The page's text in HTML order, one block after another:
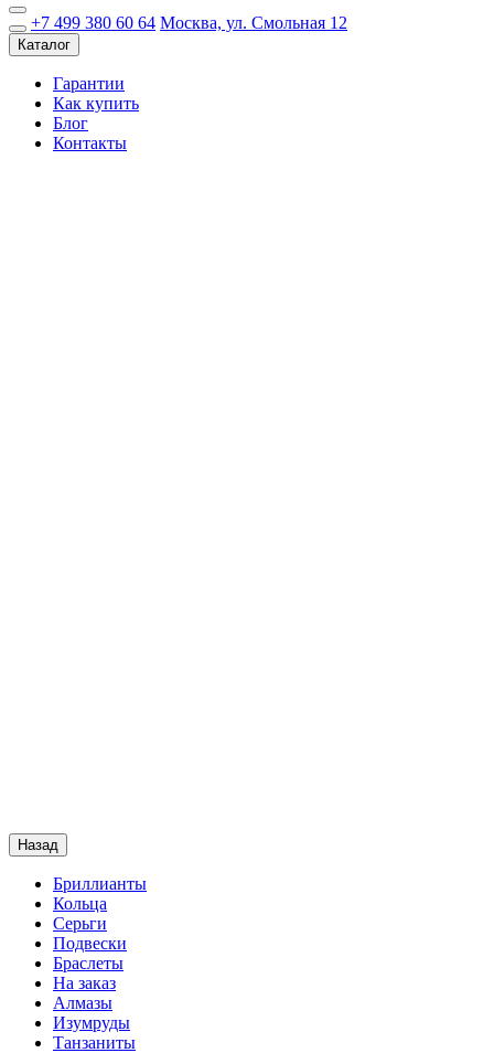
+7 499 380 60 64 Москва, ул. Смольная 12
Каталог
Гарантии
Как купить
Блог
Контакты
Назад
Бриллианты
Кольца
Серьги
Подвески
Браслеты
На заказ
Алмазы
Изумруды
Танзаниты